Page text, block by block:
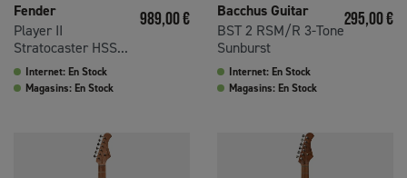
Fender
Player II
Stratocaster HSS...
Prix
989,00 €
Internet: En Stock
Magasins: En Stock
Bacchus Guitar
BST 2 RSM/R 3-Tone
Sunburst
Prix
295,00 €
Internet: En Stock
Magasins: En Stock